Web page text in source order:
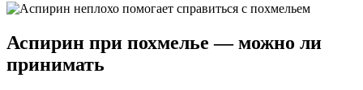
Аспирин при похмелье — можно ли
принимать